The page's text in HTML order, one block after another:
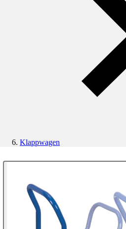
Klappwagen